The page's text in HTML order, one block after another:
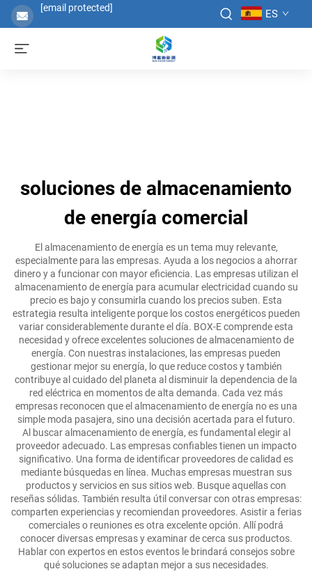
[email protected] ES
soluciones de almacenamiento
de energía comercial
El almacenamiento de energía es un tema muy relevante,
especialmente para las empresas. Ayuda a los negocios a ahorrar
dinero y a funcionar con mayor eficiencia. Las empresas utilizan el
almacenamiento de energía para acumular electricidad cuando su
precio es bajo y consumirla cuando los precios suben. Esta
estrategia resulta inteligente porque los costos energéticos pueden
variar considerablemente durante el día. BOX-E comprende esta
necesidad y ofrece excelentes soluciones de almacenamiento de
energía. Con nuestras instalaciones, las empresas pueden
gestionar mejor su energía, lo que reduce costos y también
contribuye al cuidado del planeta al disminuir la dependencia de la
red eléctrica en momentos de alta demanda. Cada vez más
empresas reconocen que el almacenamiento de energía no es una
simple moda pasajera, sino una decisión acertada para el futuro.
Al buscar almacenamiento de energía, es fundamental elegir al
proveedor adecuado. Las empresas confiables tienen un impacto
significativo. Una forma de identificar proveedores de calidad es
mediante búsquedas en línea. Muchas empresas muestran sus
productos y servicios en sus sitios web. Busque aquellas con
reseñas sólidas. También resulta útil conversar con otras empresas:
comparten experiencias y recomiendan proveedores. Asistir a ferias
comerciales o reuniones es otra excelente opción. Allí podrá
conocer diversas empresas y examinar de cerca sus productos.
Hablar con expertos en estos eventos le brindará consejos sobre
qué soluciones se adaptan mejor a sus necesidades.